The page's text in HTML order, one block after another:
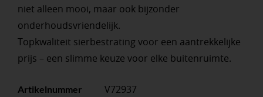
niet alleen mooi, maar ook bijzonder
onderhoudsvriendelijk.
Topkwaliteit sierbestrating voor een aantrekkelijke
prijs – een slimme keuze voor elke buitenruimte.
Artikelnummer V72937